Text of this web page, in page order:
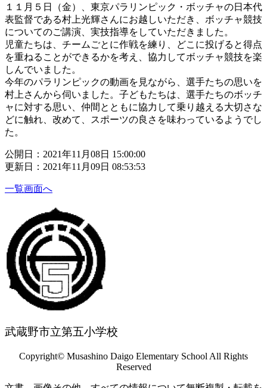
１１月５日（金）、東京パラリンピック・ボッチャの日本代
表監督である村上光輝さんにお越しいただき、ボッチャ競技
についてのご講演、実技指導をしていただきました。
児童たちは、チームごとに作戦を練り、どこに投げると得点
を重ねることができるかを考え、協力してボッチャ競技を楽
しんでいました。
今年のパラリンピックの動画を見ながら、選手たちの思いを
村上さんから伺いました。子どもたちは、選手たちのボッチ
ャに対する思い、仲間とともに協力して乗り越える大切さな
どに触れ、改めて、スポーツの良さを味わっているようでし
た。
公開日：2021年11月08日 15:00:00
更新日：2021年11月09日 08:53:53
一覧画面へ
武蔵野市立第五小学校
Copyright© Musashino Daigo Elementary School All Rights
Reserved